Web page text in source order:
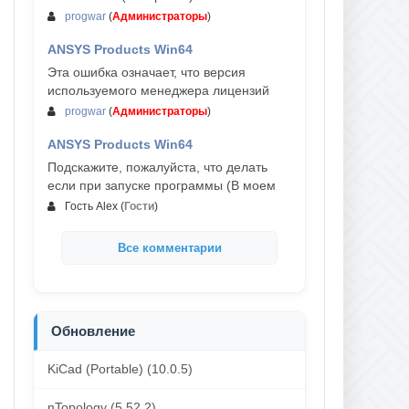
progwar (Администраторы)
ANSYS Products Win64
Эта ошибка означает, что версия
используемого менеджера лицензий
progwar (Администраторы)
ANSYS Products Win64
Подскажите, пожалуйста, что делать
если при запуске программы (В моем
Гость Alex (Гости)
Все комментарии
Обновление
KiCad (Portable) (10.0.5)